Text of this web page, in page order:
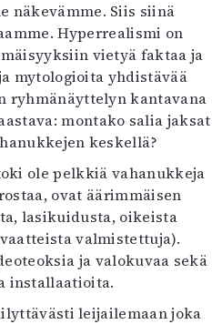
näkevämme. Siis siinä
Hyperrealismi on
vietyä faktaa ja
mytologioita yhdistävää
ryhmänäyttelyn kantavana
montako salia jaksat
keskellä?
ole pelkkiä vahanukkeja
ovat äärimmäisen
lasikuidusta, oikeista
valmistettuja).
ja valokuvaa sekä
installaatioita.
leijailemaan joka